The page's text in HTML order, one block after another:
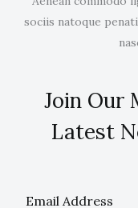
sociis natoque
Join Our
Latest